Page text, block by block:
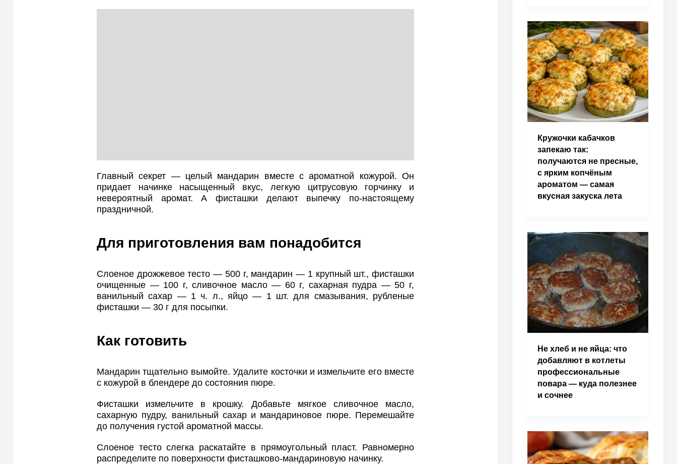
Главный секрет — целый мандарин вместе с ароматной кожурой. Он
придает начинке насыщенный вкус, легкую цитрусовую горчинку и
невероятный аромат. А фисташки делают выпечку по-настоящему
праздничной.
Для приготовления вам понадобится
Слоеное дрожжевое тесто — 500 г, мандарин — 1 крупный шт., фисташки
очищенные — 100 г, сливочное масло — 60 г, сахарная пудра — 50 г,
ванильный сахар — 1 ч. л., яйцо — 1 шт. для смазывания, рубленые
фисташки — 30 г для посыпки.
Как готовить
Мандарин тщательно вымойте. Удалите косточки и измельчите его вместе
с кожурой в блендере до состояния пюре.
Фисташки измельчите в крошку. Добавьте мягкое сливочное масло,
сахарную пудру, ванильный сахар и мандариновое пюре. Перемешайте
до получения густой ароматной массы.
Слоеное тесто слегка раскатайте в прямоугольный пласт. Равномерно
распределите по поверхности фисташково-мандариновую начинку.
Кружочки кабачков
запекаю так:
получаются не пресные,
с ярким копчёным
ароматом — самая
вкусная закуска лета
Не хлеб и не яйца: что
добавляют в котлеты
профессиональные
повара — куда полезнее
и сочнее